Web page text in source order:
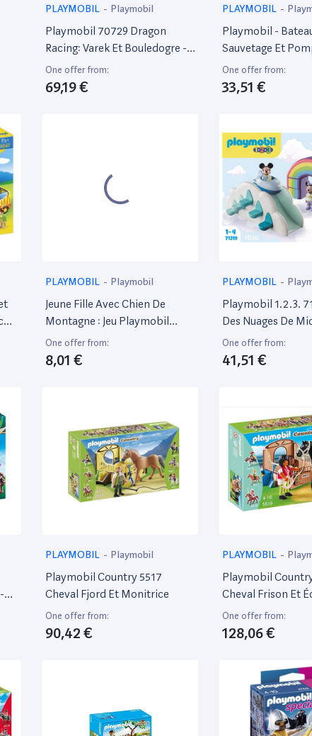
PLAYMOBIL - Playmobil
Playmobil 70729 Dragon
Racing: Varek Et Bouledogre -
Dreamworks Dragons ©-
Dreamworks Dragons ©-
Dragons Varek
One offer from:
69,19 €
PLAYMOBIL -
Playmobil -
Sauvetage Et
70147
One offer from:
33,51 €
PLAYMOBIL - Playmobil
Jeune Fille Avec Chien De
Montagne : Jeu Playmobil
Amusant Et Interactif
One offer from:
8,01 €
PLAYMOBIL -
Playmobil 1.2.3.
Des Nuages De
Minnie
One offer from:
41,51 €
PLAYMOBIL - Playmobil
Playmobil Country 5517
Cheval Fjord Et Monitrice
One offer from:
90,42 €
PLAYMOBIL -
Playmobil
Cheval Frison Et
One offer from:
128,06 €